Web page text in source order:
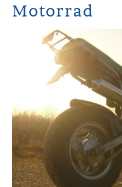
Motorrad